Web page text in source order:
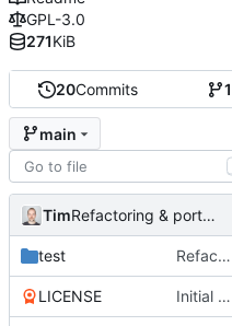
20Commits 1
main
Tim Refactoring & portable Testpfade
test Refactoring & portable Testpfade
LICENSE Initial commit
GPL-3.0
271KiB